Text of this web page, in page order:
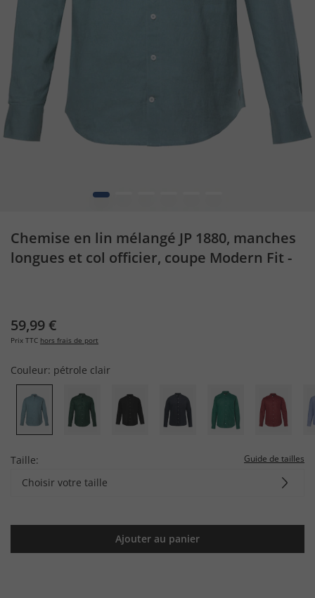
1
Chemise en lin mélangé JP 1880, manches
longues et col officier, coupe Modern Fit -
59,99 €
Prix TTC hors frais de port
Couleur: pétrole clair
Taille: Guide de tailles
Choisir votre taille
Ajouter au panier